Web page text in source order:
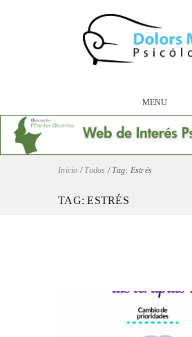
MENU
Inicio / Todos / Tag: Estrés
TAG: ESTRÉS